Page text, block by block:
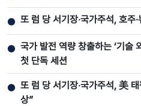
● 또 럼 당 서기장‧국가주석, 호주
● 국가 발전 역량 창출하는 ‘기술
첫 단독 세션
● 또 럼 당 서기장‧국가주석, 美
상”